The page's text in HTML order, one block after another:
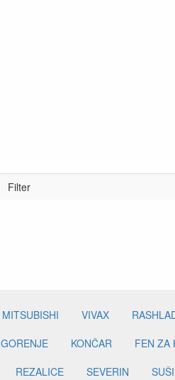
Filter
MITSUBISHI VIVAX
GORENJE KONČAR FEN ZA
REZALICE SEVERIN